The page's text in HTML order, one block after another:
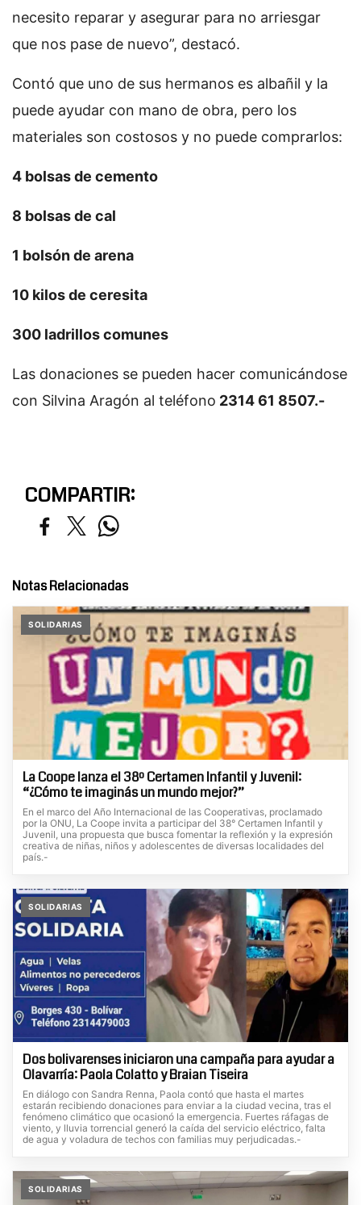
necesito reparar y asegurar para no arriesgar
que nos pase de nuevo”, destacó.
Contó que uno de sus hermanos es albañil y la
puede ayudar con mano de obra, pero los
materiales son costosos y no puede comprarlos:
4 bolsas de cemento
8 bolsas de cal
1 bolsón de arena
10 kilos de ceresita
300 ladrillos comunes
Las donaciones se pueden hacer comunicándose
con Silvina Aragón al teléfono 2314 61 8507.-
COMPARTIR:
Notas Relacionadas
SOLIDARIAS
La Coope lanza el 38º Certamen Infantil y Juvenil:
“¿Cómo te imaginás un mundo mejor?”
En el marco del Año Internacional de las Cooperativas, proclamado
por la ONU, La Coope invita a participar del 38° Certamen Infantil y
Juvenil, una propuesta que busca fomentar la reflexión y la expresión
creativa de niñas, niños y adolescentes de diversas localidades del
país.-
SOLIDARIAS
Dos bolivarenses iniciaron una campaña para ayudar a
Olavarría: Paola Colatto y Braian Tiseira
En diálogo con Sandra Renna, Paola contó que hasta el martes
estarán recibiendo donaciones para enviar a la ciudad vecina, tras el
fenómeno climático que ocasionó la emergencia. Fuertes ráfagas de
viento, y lluvia torrencial generó la caída del servicio eléctrico, falta
de agua y voladura de techos con familias muy perjudicadas.-
SOLIDARIAS